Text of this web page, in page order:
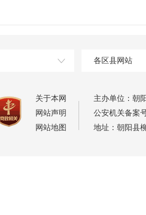
各区县网站
关于本网
网站声明
网站地图
主办单位：朝
公安机关备案
地址：朝阳县